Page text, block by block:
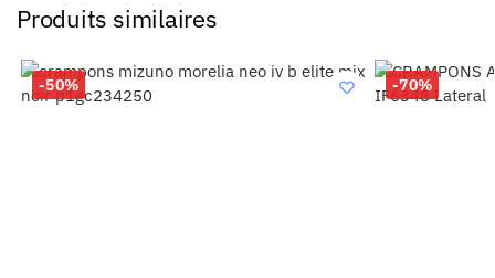
Produits similaires
-50% -70%